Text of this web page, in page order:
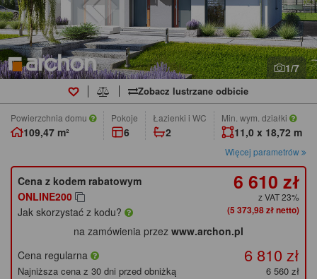
1/7
Zobacz lustrzane odbicie
Powierzchnia domu
109,47 m²
pokoje
6
łazienki i WC
2
Min. wym. działki
11,0 x 18,72 m
Więcej parametrów
Cena z kodem rabatowym
ONLINE200
Jak skorzystać z kodu?
6 610 zł
z VAT 23%
(5 373,98 zł netto)
na zamówienia przez www.archon.pl
Cena regularna
6 810 zł
Najniższa cena z 30 dni przed obniżką 6 560 zł